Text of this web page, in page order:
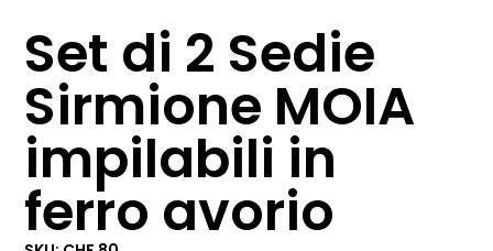
Set di 2 Sedie
Sirmione MOIA
impilabili in
ferro avorio